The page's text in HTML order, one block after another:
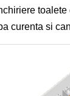
toalete
curenta si